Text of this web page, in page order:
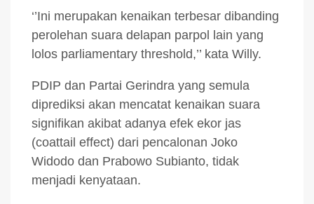
‘’Ini merupakan kenaikan terbesar dibanding
perolehan suara delapan parpol lain yang
lolos parliamentary threshold,’’ kata Willy.
PDIP dan Partai Gerindra yang semula
diprediksi akan mencatat kenaikan suara
signifikan akibat adanya efek ekor jas
(coattail effect) dari pencalonan Joko
Widodo dan Prabowo Subianto, tidak
menjadi kenyataan.